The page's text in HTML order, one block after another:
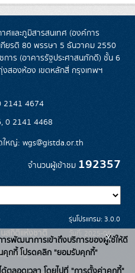
ศและภูมิสารสนเทศ (องค์การ
กียรติ 80 พรรษา 5 ธันวาคม 2550
การ (อาคารรัฐประศาสนภักดี) ชั้น 6
สองห้อง เขตหลักสี่ กรุงเทพฯ
2141 4674
0 2141 4468
หญ่: wgs@gistda.or.th
จำนวนผู้เข้าชม 192357
นสถิติแห่งชาติ
ภาครัฐ
รุ่นโปรแกรม: 3.0.0
วันที่: 2025-06-
26
ารพัฒนาการเข้าถึงบริการของผู้ใช้ให้ดี
คุกกี้ โปรดคลิก "ยอมรับคุกกี้"
x